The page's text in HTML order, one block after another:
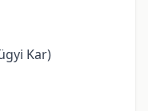
Kar)